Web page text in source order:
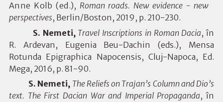
Anne Kolb (ed.), Roman roads. New evidence - new
perspectives, Berlin/Boston, 2019, p. 210-230.
S. Nemeti, Travel Inscriptions in Roman Dacia, în
R. Ardevan, Eugenia Beu-Dachin (eds.), Mensa
Rotunda Epigraphica Napocensis, Cluj-Napoca, Ed.
Mega, 2016, p. 81-90.
S. Nemeti, The Reliefs on Trajan’s Column and Dio’s
text. The First Dacian War and Imperial Propaganda, în